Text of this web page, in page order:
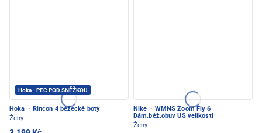
Hoka - PEC POD SNĚŽKOU
Hoka · Rincon 4 běžecké boty
Ženy
Nike · WMNS Zoom Fly 6
Dám.běž.obuv US velikosti
Ženy